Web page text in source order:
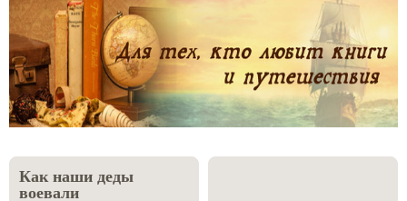
Как наши деды
воевали